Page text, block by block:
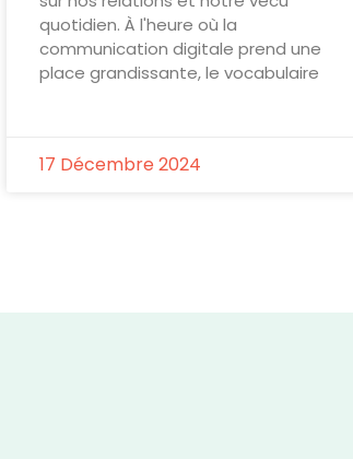
quotidien. À l'heure où la
communication digitale prend une
place grandissante, le vocabulaire
17 Décembre 2024